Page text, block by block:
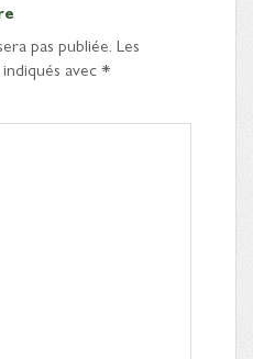
pas publiée. Les
avec*